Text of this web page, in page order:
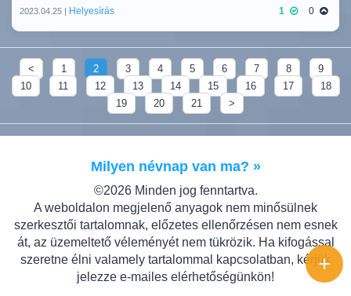
2023.04.25 | Helyesírás 1 0
< 1 2 3 4 5 6 7 8
9
10
11 12 13 14 15 16 17
18
19
20 21 >
Milyen névnap van ma? »
©2026 Minden jog fenntartva.
A weboldalon megjelenő anyagok nem minősülnek
szerkesztői tartalomnak, előzetes ellenőrzésen nem esnek
át, az üzemeltető véleményét nem tükrözik. Ha kifogással
szeretne élni valamely tartalommal kapcsolatban, kérjük
jelezze e-mailes elérhetőségünkön!
+